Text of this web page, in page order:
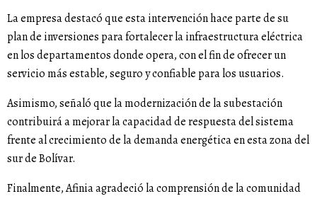
La empresa destacó que esta intervención hace parte de su
plan de inversiones para fortalecer la infraestructura eléctrica
en los departamentos donde opera, con el fin de ofrecer un
servicio más estable, seguro y confiable para los usuarios.
Asimismo, señaló que la modernización de la subestación
contribuirá a mejorar la capacidad de respuesta del sistema
frente al crecimiento de la demanda energética en esta zona del
sur de Bolívar.
Finalmente, Afinia agradeció la comprensión de la comunidad